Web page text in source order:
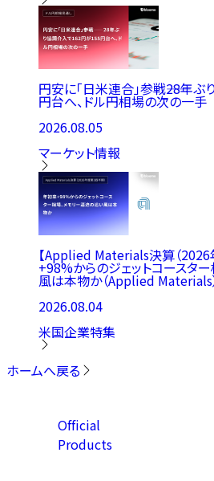
円安に「日米連合」参戦――28年
円台へ、ドル円相場の次の一手
2026.08.05
マーケット情報
【Applied Materials決算（2026
+98%からのジェットコースタ
風は本物か（Applied Materials
2026.08.04
米国企業特集
ホームへ戻る
Official
Products